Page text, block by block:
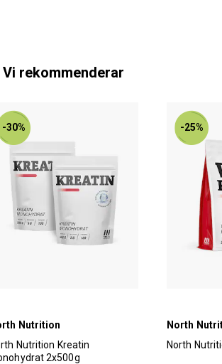
Vi rekommenderar
-30%
Nutrition
Nutrition Kreatin
2x500g
-25%
North
North